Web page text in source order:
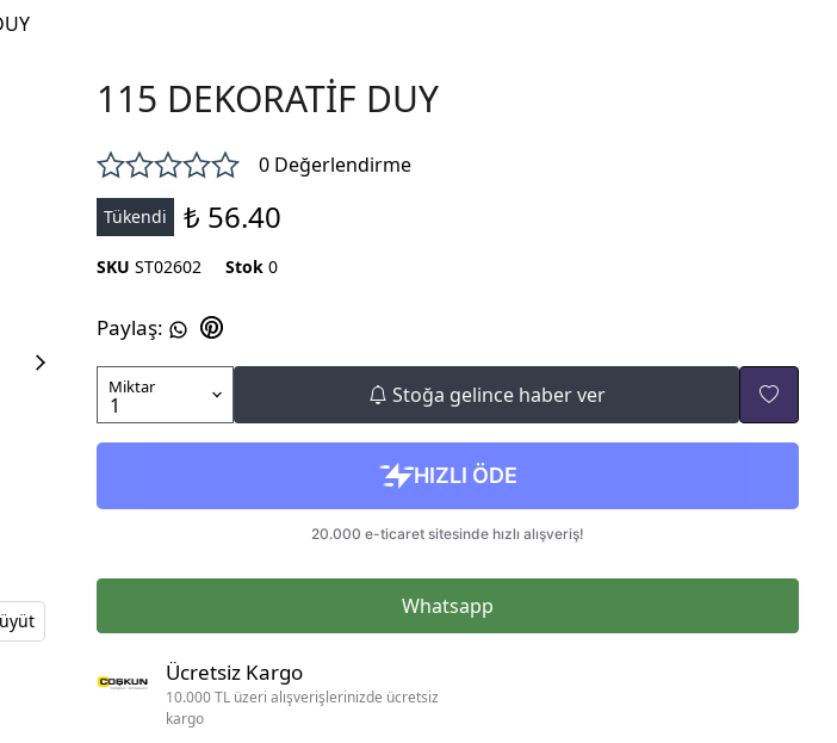
115 DEKORATİF DUY
0 Değerlendirme
Tükendi ₺ 56.40
SKU ST02602 Stok 0
Paylaş:
Miktar Stoğa gelince haber ver
Whatsapp
Ücretsiz Kargo
10.000 TL üzeri alışverişlerinizde ücretsiz
kargo